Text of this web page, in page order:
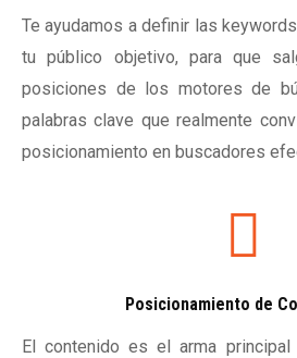
Te ayudamos a definir las
tu público objetivo, para que
posiciones de los motores de
palabras clave que realmente
posicionamiento en buscadores
Posicionamiento de
El contenido es el arma